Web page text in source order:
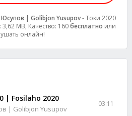
| Golibjon Yusupov- Токи 2020
MB, Качество: 160бесплатно или
онлайн!
| Fosilaho 2020
| Golibjon Yusupov
03:11